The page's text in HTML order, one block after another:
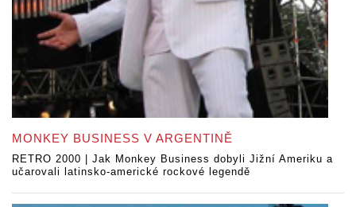
MONKEY BUSINESS V ARGENTINĚ
RETRO 2000 | Jak Monkey Business dobyli Jižní Ameriku a
učarovali latinsko-americké rockové legendě